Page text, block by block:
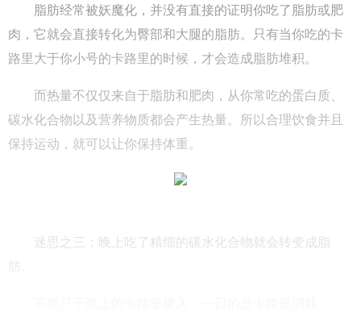
脂肪经常被妖魔化，并没有直接的证明你吃了脂肪或肥
肉，它就会直接转化为臀部和大腿的脂肪。只有当你吃的卡
路里大于你小号的卡路里的时候，才会造成脂肪堆积。
而热量不仅仅来自于脂肪和肥肉，从你常吃的蛋白质、
碳水化合物以及营养物质都会产生热量。所以合理饮食并且
保持运动，就可以让你保持体重。
迷思之三：晚上吃了精细的碳水化合物就会转变成脂